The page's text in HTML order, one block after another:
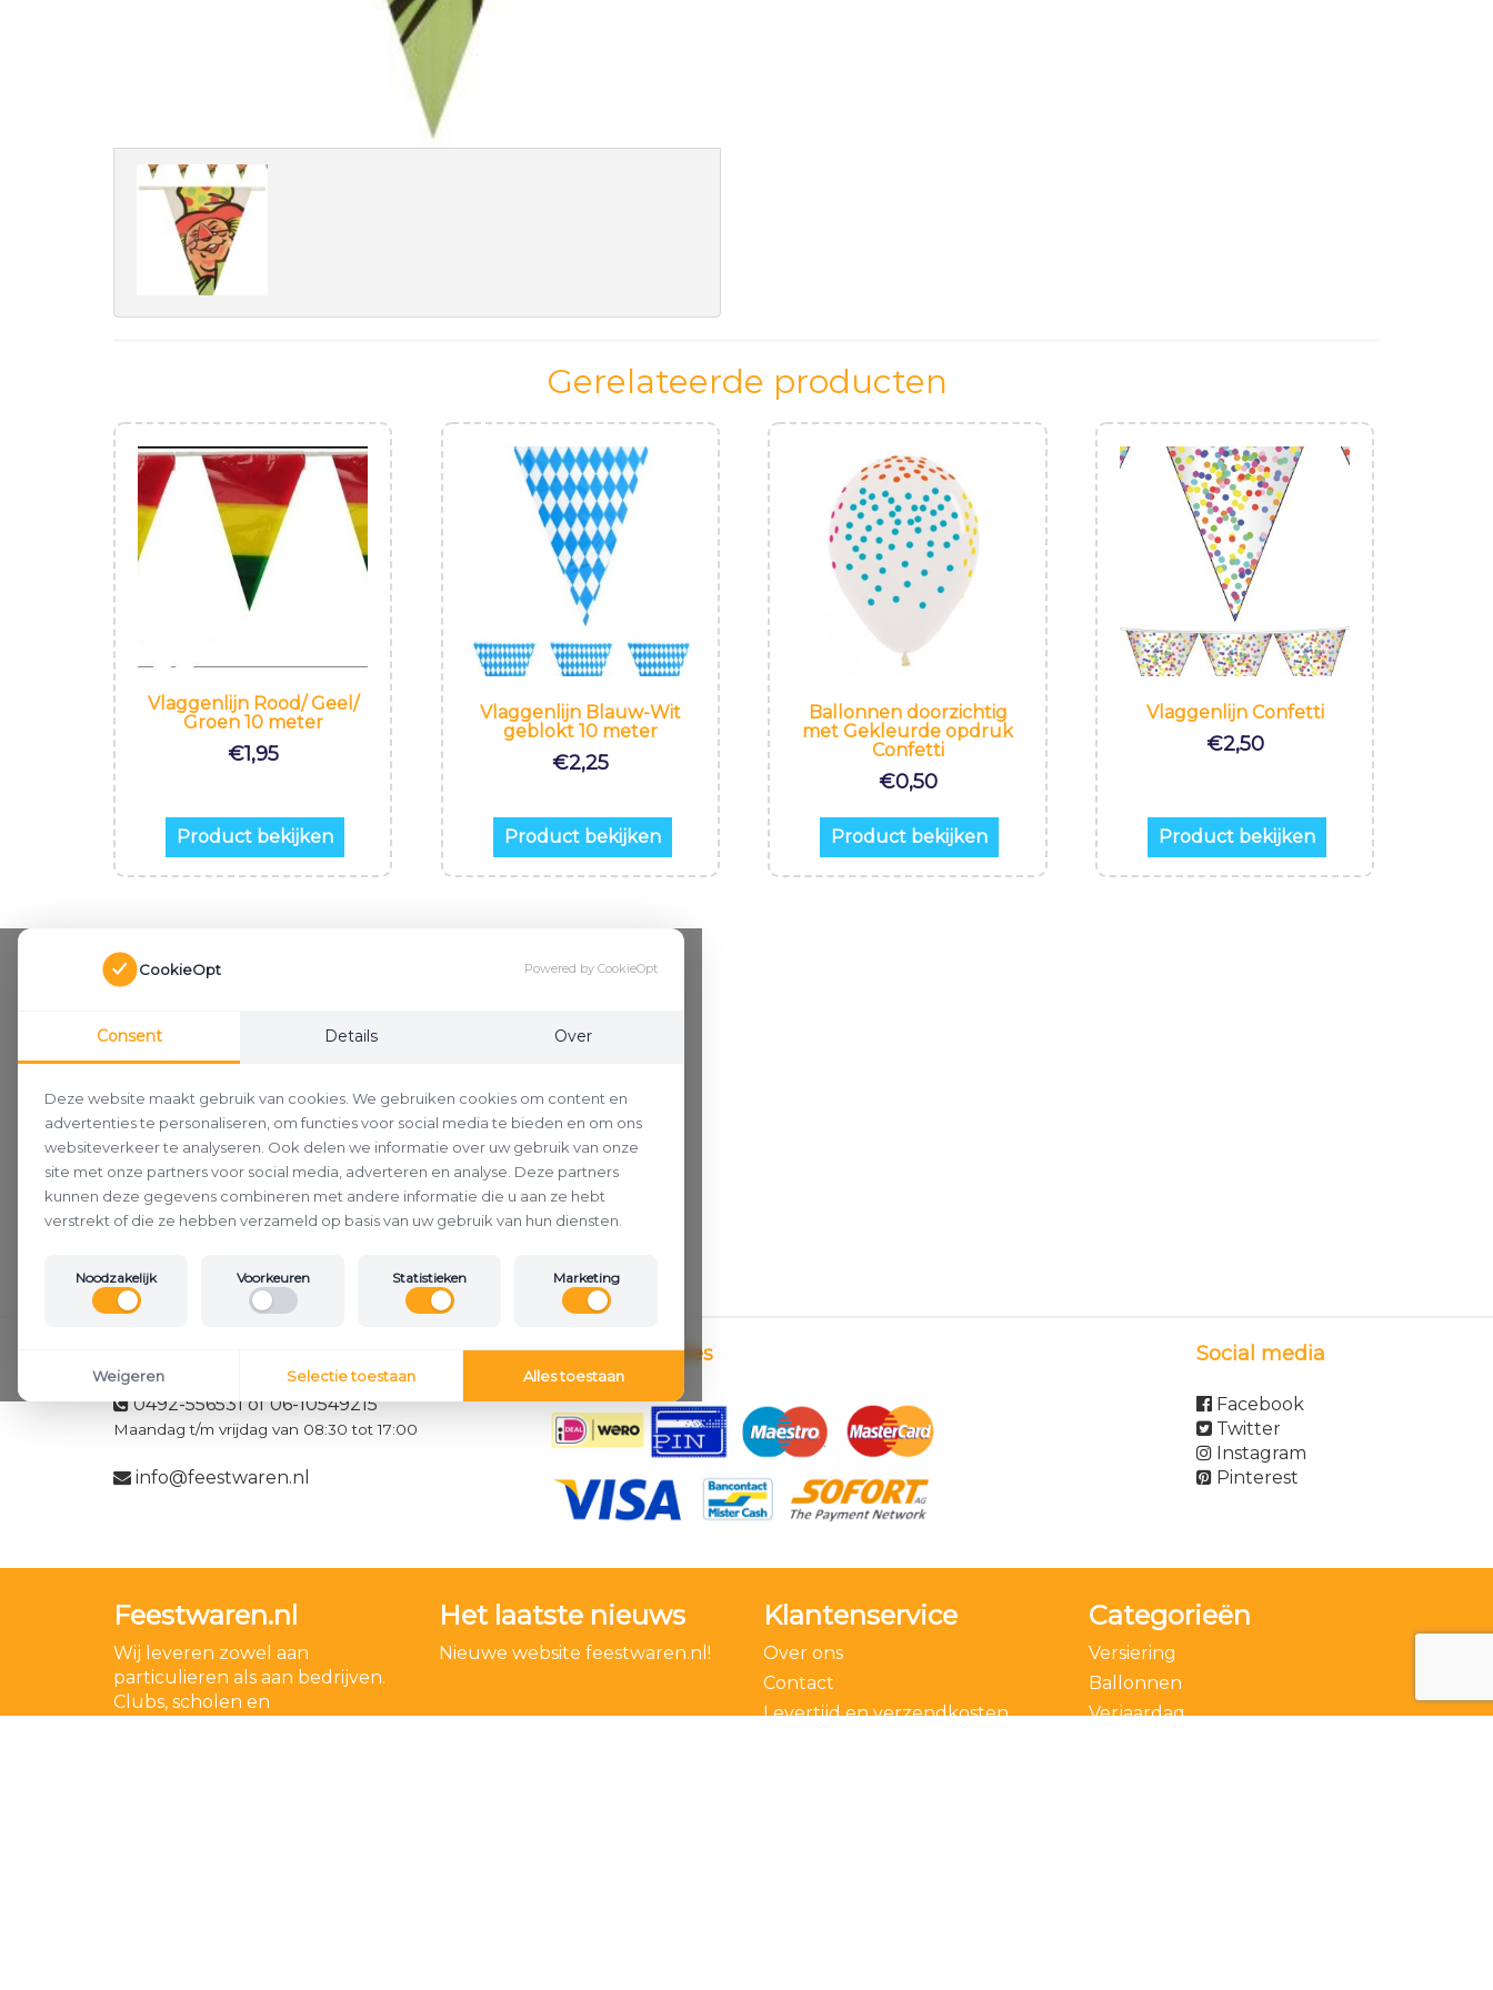
Gerelateerde producten
Vlaggenlijn Rood/ Geel/
Groen 10 meter
€1,95
Product bekijken
Vlaggenlijn Blauw-Wit
geblokt 10 meter
€2,25
Product bekijken
Ballonnen doorzichtig
met Gekleurde opdruk
Confetti
€0,50
Product bekijken
Vlaggenlijn Confetti
€2,50
Product bekijken
0492-556531 of 06-10549215
Maandag t/m vrijdag van 08:30 tot 17:00
info@feestwaren.nl
Betaalmethodes Social media
Facebook
Twitter
Instagram
Pinterest
Feestwaren.nl
Wij leveren zowel aan
particulieren als aan bedrijven.
Clubs, scholen en
Het laatste nieuws
Nieuwe website feestwaren.nl!
Klantenservice
Over ons
Contact
Levertijd en verzendkosten
Categorieën
Versiering
Ballonnen
Verjaardag
CookieOpt Powered by CookieOpt
Consent Details Over
Deze website maakt gebruik van cookies. We gebruiken cookies om content en
advertenties te personaliseren, om functies voor social media te bieden en om ons
websiteverkeer te analyseren. Ook delen we informatie over uw gebruik van onze
site met onze partners voor social media, adverteren en analyse. Deze partners
kunnen deze gegevens combineren met andere informatie die u aan ze hebt
verstrekt of die ze hebben verzameld op basis van uw gebruik van hun diensten.
Noodzakelijk Voorkeuren Statistieken Marketing
Weigeren Selectie toestaan Alles toestaan